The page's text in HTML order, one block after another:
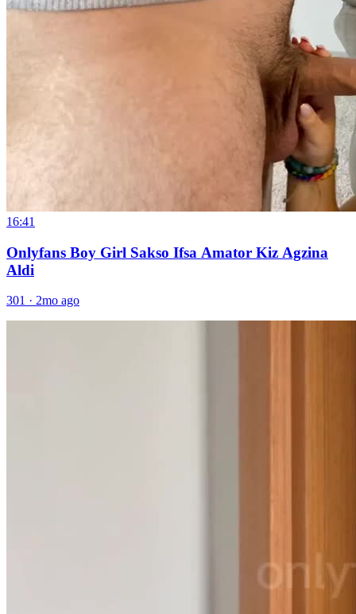
16:41
Onlyfans Boy Girl Sakso Ifsa Amator Kiz Agzina
Aldi
301 · 2mo ago